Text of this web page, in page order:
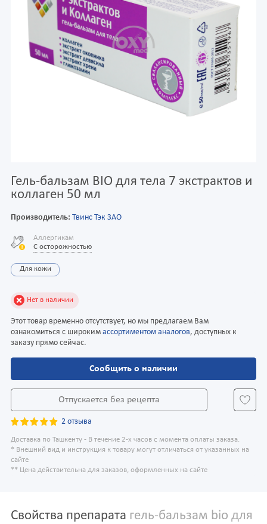
Гель-бальзам BIO для тела 7 экстрактов и
коллаген 50 мл
Производитель: Твинс Тэк ЗАО
Аллергикам
С осторожностью
Для кожи
Нет в наличии
Этот товар временно отсутствует, но мы предлагаем Вам
ознакомиться с широким ассортиментом аналогов, доступных к
заказу прямо сейчас.
Сообщить о наличии
Отпускается без рецепта
2 отзыва
Доставка по Ташкенту - В течение 2-х часов с момента оплаты заказа.
* Внешний вид и инструкция к товару могут отличаться от указанных на
сайте
** Цена действительна для заказов, оформленных на сайте
Свойства препарата гель-бальзам bio для